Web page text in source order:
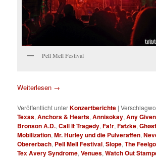
Pell Mell Festival
Weiterlesen →
Veröffentlicht unterKonzertberichte |
Texas,Anchors & Hearts,Annisokay,Any
Bronson A.D.,Call It Tragedy,Fa!r,Fatzke,
Mobilization,Mr. Hurley und die Pulveraffen,
Obererbach, Pell Mell Festival,Slope,The
Tex Avery Syndrome,Venues,Watch Out